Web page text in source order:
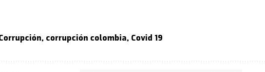
, corrupción colombia, Covid 19